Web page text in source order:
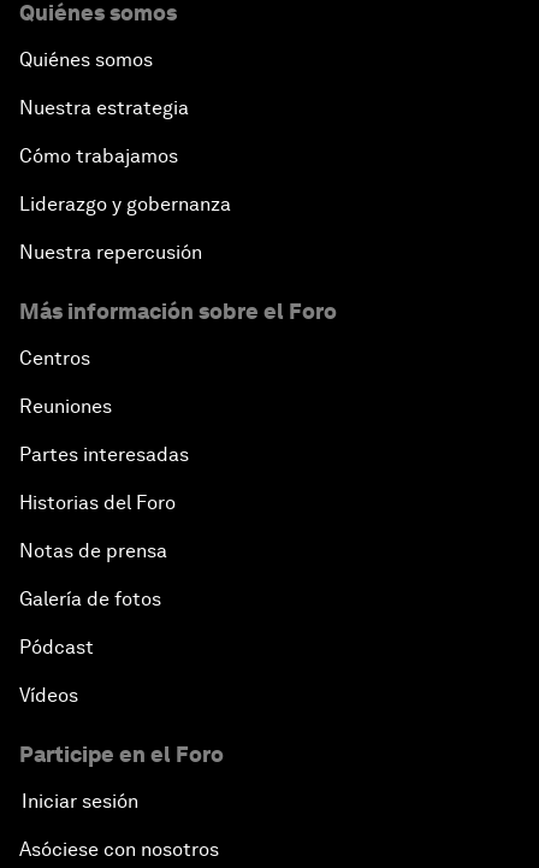
Embracing the Fourth Industrial Revolution in
Latin America
Global Economic Outlook: The Impact on Latin
Transforming Latin America's Agricultural
Bytes, Payments and the Blockchain: Fintech in
Latin America
Public Security: Next-Generation Solutions
A New Growth Model for Latin America
Tackling Corruption
Building Resilience and Preparedness
An Agenda for a Prosperous Future
Quiénes somos
Quiénes somos
Nuestra estrategia
Cómo trabajamos
Liderazgo y gobernanza
Nuestra repercusión
Más información sobre el Foro
Centros
Reuniones
Partes interesadas
Historias del Foro
Notas de prensa
Galería de fotos
Pódcast
Vídeos
Participe en el Foro
Iniciar sesión
Asóciese con nosotros